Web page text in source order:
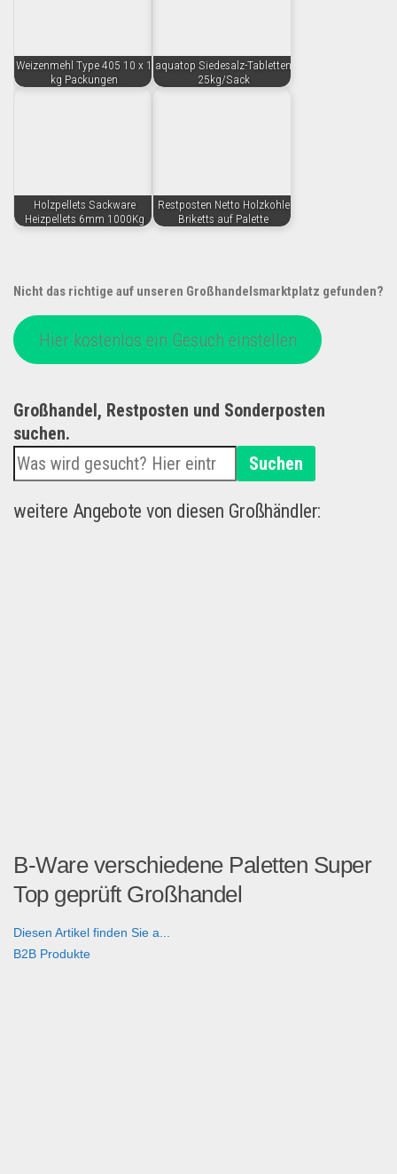
Weizenmehl Type 405 10 x 1
kg Packungen
aquatop Siedesalz-Tabletten
25kg/Sack
Holzpellets Sackware
Heizpellets 6mm 1000Kg
Restposten Netto Holzkohle
Briketts auf Palette
Nicht das richtige auf unseren Großhandelsmarktplatz gefunden?
Hier kostenlos ein Gesuch einstellen
Großhandel, Restposten und Sonderposten
suchen.
Suchen
weitere Angebote von diesen Großhändler:
B-Ware verschiedene Paletten Super
Top geprüft Großhandel
Diesen Artikel finden Sie a...
B2B Produkte